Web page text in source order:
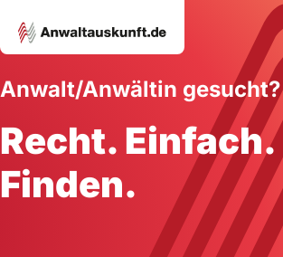
Anwalt/Anwältin gesucht?
Recht. Einfach.
Finden.